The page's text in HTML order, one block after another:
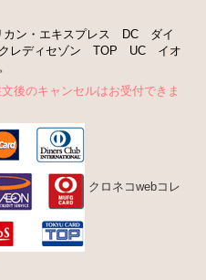
ン・エキスプレス DC ダイ
レディセゾン TOP UC イオ
後のキャンセルはお受付できま
クロネコwebコレ